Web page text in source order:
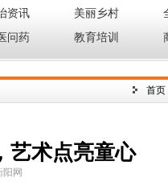
资讯 美丽乡村
问药 教育培训
首页
艺术点亮童心
阳网